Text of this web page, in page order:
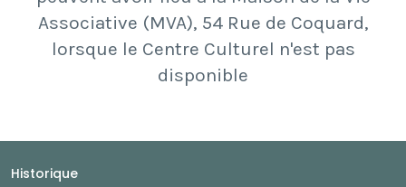
Associative (MVA), 54 Rue de Coquard,
lorsque le Centre Culturel n'est pas
disponible
Historique